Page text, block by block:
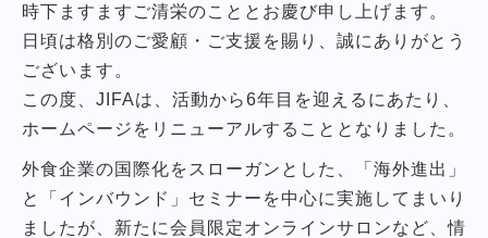
時下ますますご清栄のこととお慶び申し上げます。
日頃は格別のご愛顧・ご支援を賜り、誠にありがとう
ございます。
この度、JIFAは、活動から6年目を迎えるにあたり、
ホームページをリニューアルすることとなりました。
外食企業の国際化をスローガンとした、「海外進出」
と「インバウンド」セミナーを中心に実施してまいり
ましたが、新たに会員限定オンラインサロンなど、情